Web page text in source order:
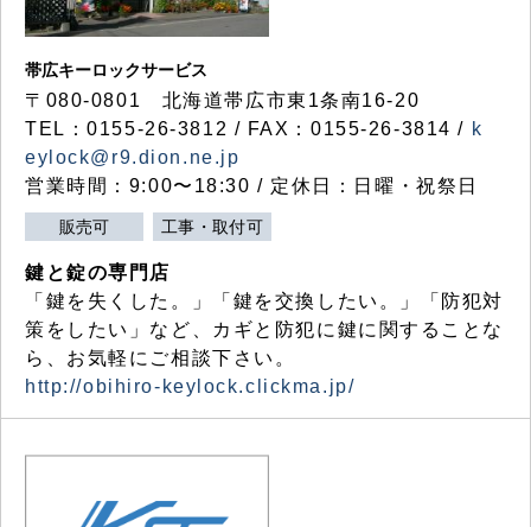
帯広キーロックサービス
〒080-0801 北海道帯広市東1条南16-20
TEL：0155-26-3812 / FAX：0155-26-3814 / k
eylock@r9.dion.ne.jp
営業時間：9:00〜18:30 / 定休日：日曜・祝祭日
販売可 工事・取付可
鍵と錠の専門店
「鍵を失くした。」「鍵を交換したい。」「防犯対
策をしたい」など、カギと防犯に鍵に関することな
ら、お気軽にご相談下さい。
http://obihiro-keylock.clickma.jp/